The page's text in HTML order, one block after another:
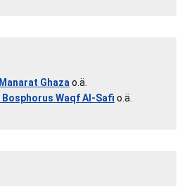
Ghaza o.ä.
Waqf Al-Safi o.ä.